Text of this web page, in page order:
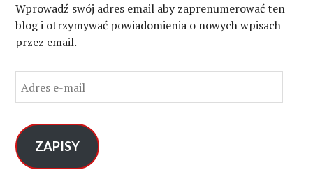
Wprowadź swój adres email aby zaprenumerować ten
blog i otrzymywać powiadomienia o nowych wpisach
przez email.
d
e
s
e
ZAPISY